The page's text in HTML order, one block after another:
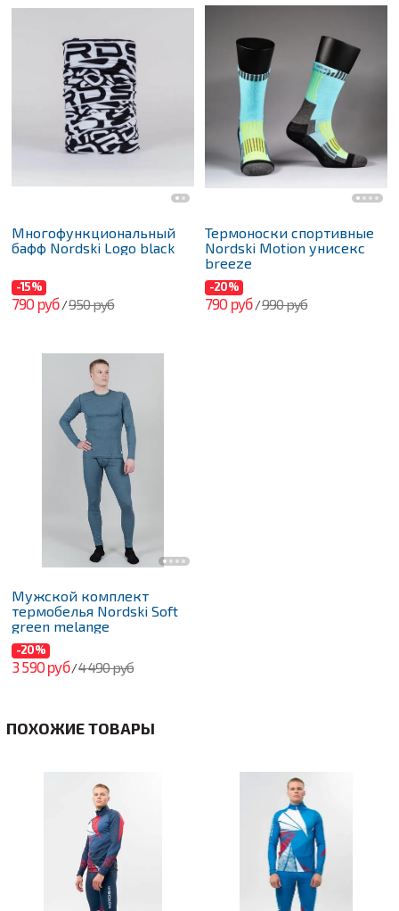
Многофункциональный
бафф Nordski Logo black
-15%
790 руб/950 руб
Термоноски спортивные
Nordski Motion унисекс
breeze
-20%
790 руб/990 руб
Мужской комплект
термобелья Nordski Soft
green melange
-20%
3 590 руб/4 490 руб
ПОХОЖИЕ ТОВАРЫ